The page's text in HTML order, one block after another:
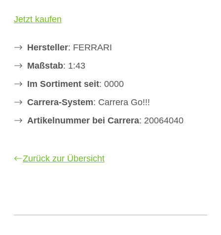
Jetzt kaufen
Hersteller: FERRARI
Maßstab: 1:43
Im Sortiment seit: 0000
Carrera-System: Carrera Go!!!
Artikelnummer bei Carrera: 20064040
Zurück zur Übersicht